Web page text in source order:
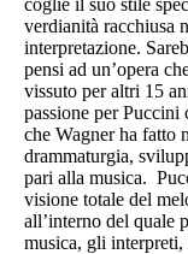
verdianità racchiusa
interpretazione.
pensi ad un’opera
vissuto per altri 15
passione per Puccini
che Wagner ha fatto
drammaturgia,
pari alla musica.
visione totale del
all’interno del quale
musica, gli